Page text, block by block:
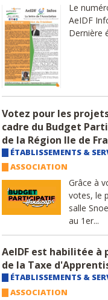
Le
AeIDF
Dernière
Votez pour les
cadre du Budget
de la Région Ile de
ÉTABLISSEMENTS &
ASSOCIATION
Grâce à
votes, le
salle
au 1er...
AeIDF est habilitée à
de la Taxe
ÉTABLISSEMENTS &
ASSOCIATION